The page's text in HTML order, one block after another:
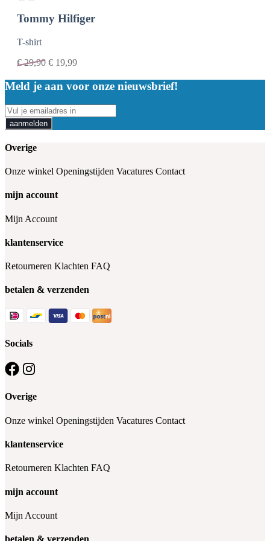
Tommy Hilfiger
T-shirt
€29,90 € 19,99
Meld je aan voor onze nieuwsbrief!
aanmelden
Overige
Onze winkel Openingstijden Vacatures Contact
mijn account
Mijn Account
klantenservice
Retourneren Klachten FAQ
betalen & verzenden
Socials
Overige
Onze winkel Openingstijden Vacatures Contact
klantenservice
Retourneren Klachten FAQ
mijn account
Mijn Account
betalen & verzenden